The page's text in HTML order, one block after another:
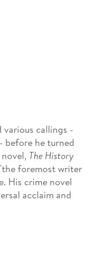
various callings -
before he turned
The History
foremost writer
His crime novel
acclaim and